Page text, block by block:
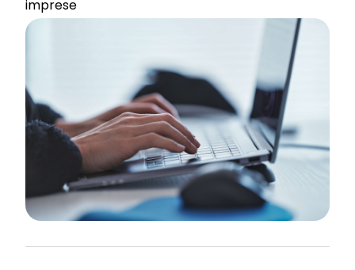
imprese